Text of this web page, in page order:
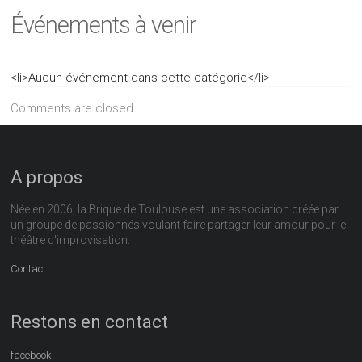
Événements à venir
<li>Aucun événement dans cette catégorie</li>
Comments are closed.
A propos
Née en 2006, la Brique de Toulouse est une association créée par
un groupe de passionnés voulant faire partager leur amour pour le
théâtre d'improvisation.
Contact
Restons en contact
facebook